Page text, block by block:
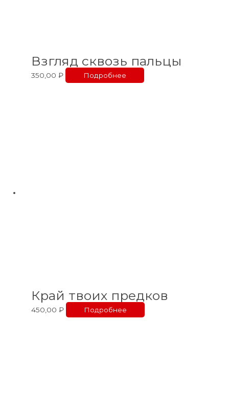
Взгляд сквозь пальцы
350,00₽ Подробнее
Край твоих предков
450,00₽ Подробнее